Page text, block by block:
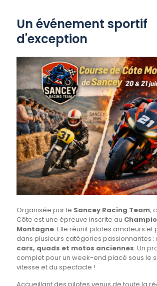
Un événement sportif
d'exception
Organisée par le Sancey Racing Team,
Côte est une épreuve inscrite au
Montagne. Elle réunit pilotes amateurs et
dans plusieurs catégories passionnantes :
cars, quads et motos anciennes. Un
complet pour un week-end placé sous le
vitesse et du spectacle !